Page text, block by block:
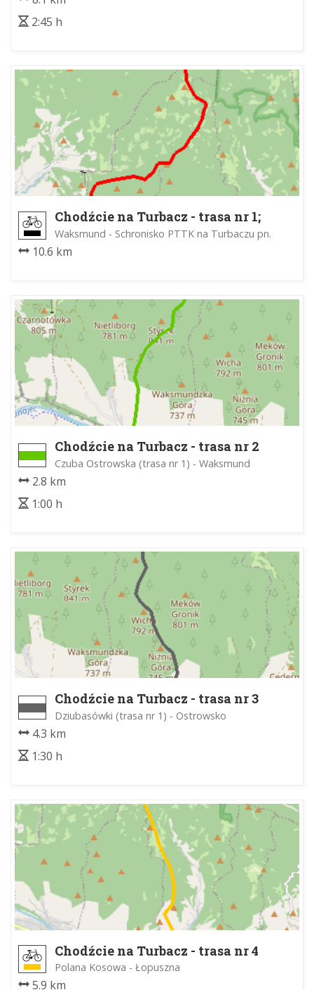
2:45 h
Chodźcie na Turbacz - trasa nr 1;
Turbacz Time Trail
Waksmund - Schronisko PTTK na Turbaczu pn.
10.6 km
Chodźcie na Turbacz - trasa nr 2
Czuba Ostrowska (trasa nr 1) - Waksmund
2.8 km
1:00 h
Chodźcie na Turbacz - trasa nr 3
Dziubasówki (trasa nr 1) - Ostrowsko
4.3 km
1:30 h
Chodźcie na Turbacz - trasa nr 4
Polana Kosowa - Łopuszna
5.9 km